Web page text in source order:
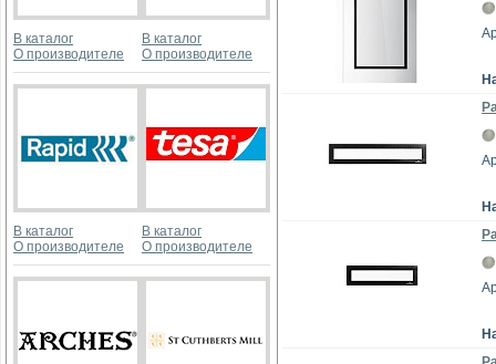
В каталог
О производителе
В каталог
О производителе
В каталог
О производителе
В каталог
О производителе